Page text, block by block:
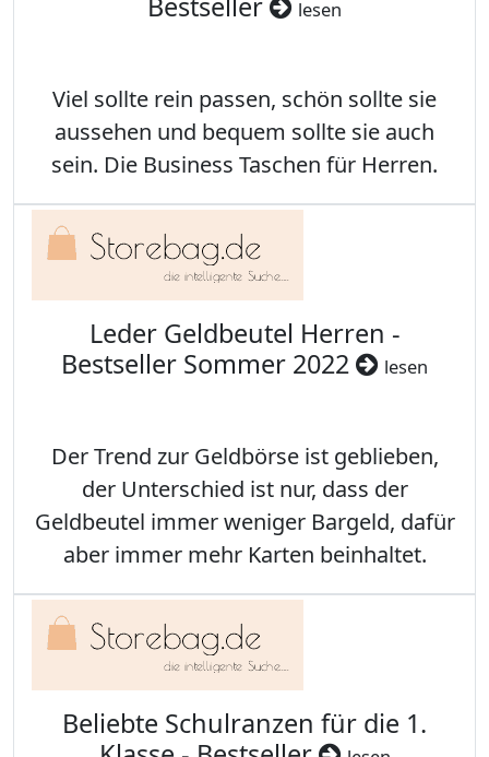
lesen
Viel sollte rein passen, schön sollte sie
aussehen und bequem sollte sie auch
sein. Die Business Taschen für Herren.
Leder Geldbeutel Herren -
Bestseller Sommer 2022
lesen
Der Trend zur Geldbörse ist geblieben,
der Unterschied ist nur, dass der
Geldbeutel immer weniger Bargeld, dafür
aber immer mehr Karten beinhaltet.
Beliebte Schulranzen für die 1.